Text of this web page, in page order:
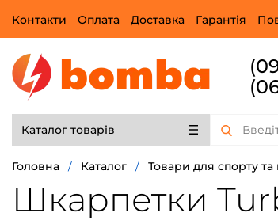
Контакти Оплата Доставка Гарантія
Каталог товарів
Головна / Каталог / Товари для спорту та
Шкарпетки